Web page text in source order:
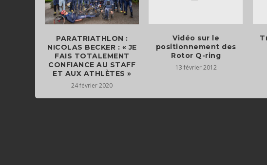
PARATRIATHLON :
NICOLAS BECKER : « JE
FAIS TOTALEMENT
CONFIANCE AU STAFF
ET AUX ATHLÈTES »
24 février 2020
Vidéo sur le
positionnement des
Rotor Q-ring
13 février 2012